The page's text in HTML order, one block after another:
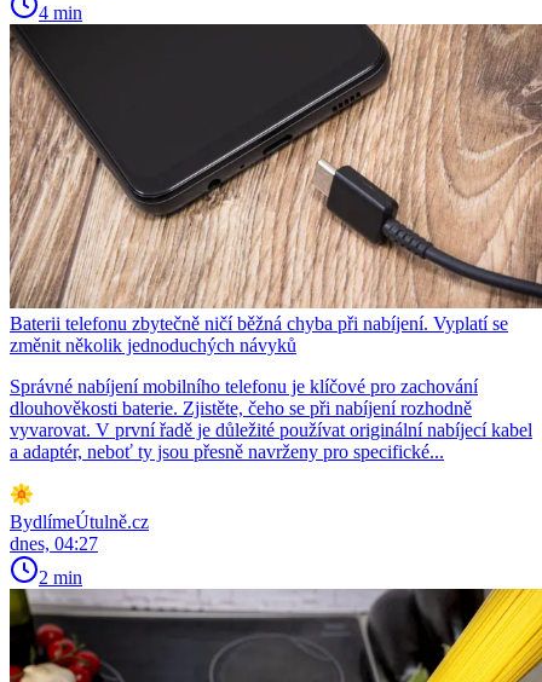
4 min
Baterii telefonu zbytečně ničí běžná chyba při nabíjení. Vyplatí se
změnit několik jednoduchých návyků
Správné nabíjení mobilního telefonu je klíčové pro zachování
dlouhověkosti baterie. Zjistěte, čeho se při nabíjení rozhodně
vyvarovat. V první řadě je důležité používat originální nabíjecí kabel
a adaptér, neboť ty jsou přesně navrženy pro specifické...
BydlímeÚtulně.cz
dnes, 04:27
2 min